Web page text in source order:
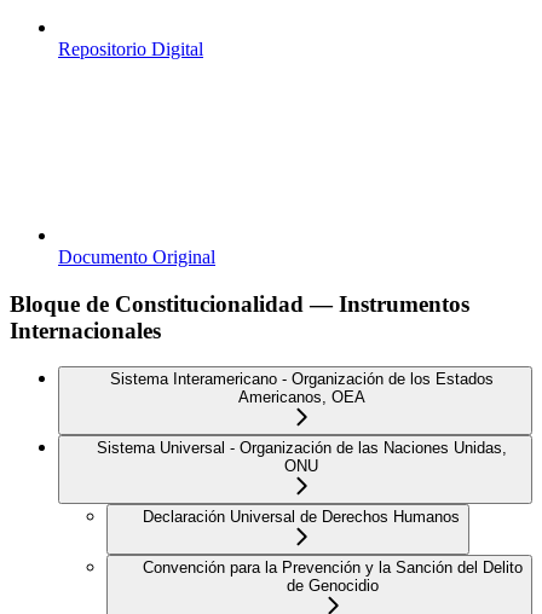
Repositorio Digital
Documento Original
Bloque de Constitucionalidad — Instrumentos
Internacionales
Sistema Interamericano - Organización de los Estados
Americanos, OEA
Sistema Universal - Organización de las Naciones Unidas,
ONU
Declaración Universal de Derechos Humanos
Convención para la Prevención y la Sanción del Delito
de Genocidio